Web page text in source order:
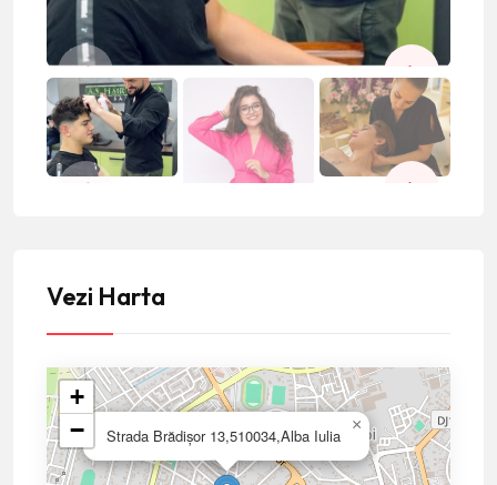
Vezi Harta
Strada Brădişor 13,510034,Alba Iulia
×
+
−